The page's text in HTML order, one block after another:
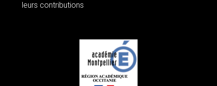
leurs contributions